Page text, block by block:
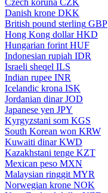
Czech koruna CZK
Danish krone DKK
British pound sterling GBP
Hong Kong dollar HKD
Hungarian forint HUF
Indonesian rupiah IDR
Israeli sheqel ILS
Indian rupee INR
Icelandic krona ISK
Jordanian dinar JOD
Japanese yen JPY
Kyrgyzstani som KGS
South Korean won KRW
Kuwaiti dinar KWD
Kazakhstani tenge KZT
Mexican peso MXN
Malaysian ringgit MYR
Norwegian krone NOK